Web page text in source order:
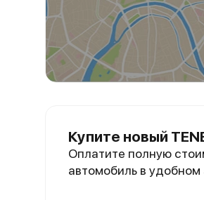
Купите новый
Оплатите полную
автомобиль в